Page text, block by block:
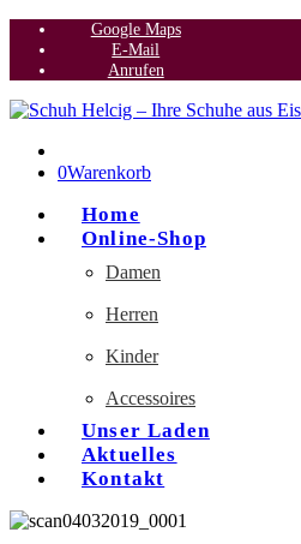
Google Maps
E-Mail
Anrufen
0Warenkorb
Home
Online-Shop
Damen
Herren
Kinder
Accessoires
Unser Laden
Aktuelles
Kontakt